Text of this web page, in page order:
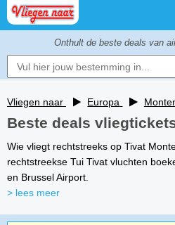
Onthult de beste deals van
Vliegen naar Europa
Beste deals
Wie vliegt rechtstreeks op Tivat
rechtstreekse Tui Tivat vluchten
en Brussel Airport.
> lees meer